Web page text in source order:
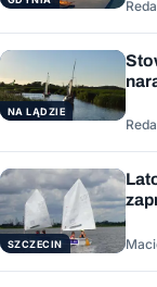
NA LĄDZIE
SZCZECIN